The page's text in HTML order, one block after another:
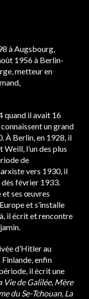
à Augsbourg,
1956 à Berlin-
metteur en
quand il avait 16
un grand
À Berlin, en 1928, il
Weill, l’un des plus
de
vers 1930, il
dès février 1933.
et ses œuvres
et s’installe
il écrit et rencontre
d’Hitler au
Finlande, enfin
il écrit une
Vie de Galilée, Mère
du Se-Tchouan, La